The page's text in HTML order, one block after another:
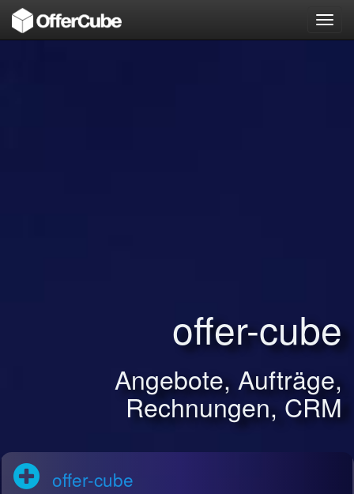
offer-cube
Angebote, Aufträge,
Rechnungen, CRM
offer-cube